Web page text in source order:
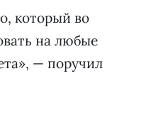
который во
на любые
— поручил